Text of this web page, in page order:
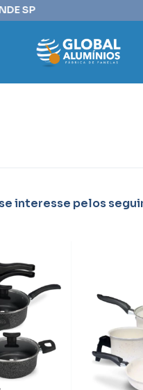
interesse pelos